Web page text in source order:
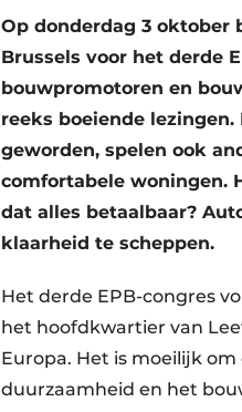
Video’s
Bedrijven
Bedrijven
Contact
Op donderdag 3 oktober
Brussels voor het derde
bouwpromotoren en
reeks boeiende
geworden, spelen ook
comfortabele woningen.
dat alles betaalbaar?
klaarheid te scheppen.
Het derde EPB-congres
het hoofdkwartier van
Europa. Het is moeilijk
duurzaamheid en het